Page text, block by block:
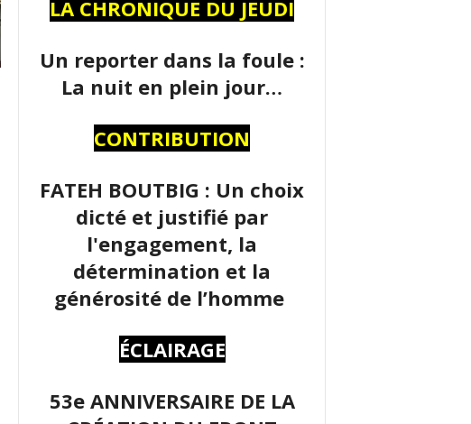
LA CHRONIQUE DU JEUDI
Un reporter dans la foule :
La nuit en plein jour…
CONTRIBUTION
FATEH BOUTBIG : Un choix
dicté et justifié par
l'engagement, la
détermination et la
générosité de l’homme
ÉCLAIRAGE
53e ANNIVERSAIRE DE LA